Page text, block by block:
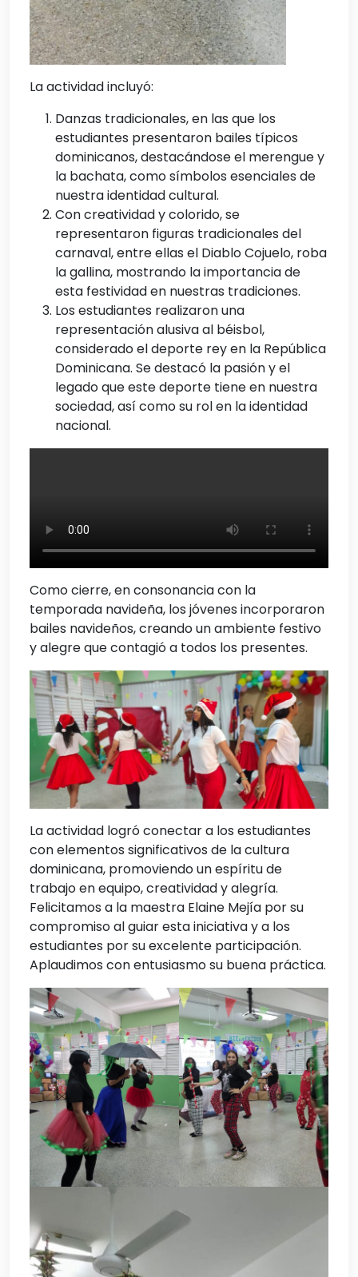
La actividad incluyó:
Danzas tradicionales, en las que los
estudiantes presentaron bailes típicos
dominicanos, destacándose el merengue y
la bachata, como símbolos esenciales de
nuestra identidad cultural.
Con creatividad y colorido, se
representaron figuras tradicionales del
carnaval, entre ellas el Diablo Cojuelo, roba
la gallina, mostrando la importancia de
esta festividad en nuestras tradiciones.
Los estudiantes realizaron una
representación alusiva al béisbol,
considerado el deporte rey en la República
Dominicana. Se destacó la pasión y el
legado que este deporte tiene en nuestra
sociedad, así como su rol en la identidad
nacional.
Como cierre, en consonancia con la
temporada navideña, los jóvenes incorporaron
bailes navideños, creando un ambiente festivo
y alegre que contagió a todos los presentes.
La actividad logró conectar a los estudiantes
con elementos significativos de la cultura
dominicana, promoviendo un espíritu de
trabajo en equipo, creatividad y alegría.
Felicitamos a la maestra Elaine Mejía por su
compromiso al guiar esta iniciativa y a los
estudiantes por su excelente participación.
Aplaudimos con entusiasmo su buena práctica.